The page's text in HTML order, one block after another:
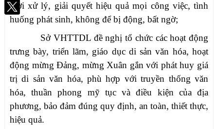
thời xử lý, giải quyết hiệu quả mọi công việc, tình
huống phát sinh, không để bị động, bất ngờ;
Sở VHTTDL đề nghị tổ chức các hoạt động
trưng bày, triển lãm, giáo dục di sản văn hóa, hoạt
động mừng Đảng, mừng Xuân gắn với phát huy giá
trị di sản văn hóa, phù hợp với truyền thống văn
hóa, thuần phong mỹ tục và điều kiện của địa
phương, bảo đảm đúng quy định, an toàn, thiết thực,
hiệu quả.